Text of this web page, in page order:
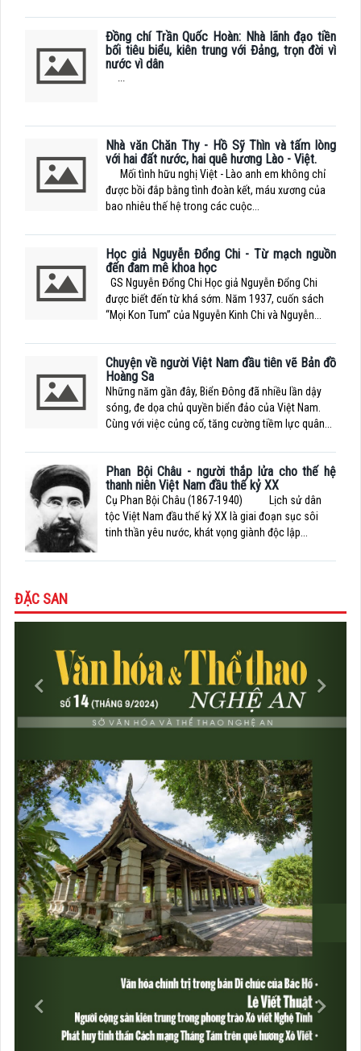
Đồng chí Trần Quốc Hoàn: Nhà lãnh đạo tiền
bối tiêu biểu, kiên trung với Đảng, trọn đời vì
nước vì dân
...
Nhà văn Chăn Thy - Hồ Sỹ Thìn và tấm lòng
với hai đất nước, hai quê hương Lào - Việt.
Mối tình hữu nghị Việt - Lào anh em không chỉ
được bồi đắp bằng tình đoàn kết, máu xương của
bao nhiêu thế hệ trong các cuộc...
Học giả Nguyễn Đổng Chi - Từ mạch nguồn
đến đam mê khoa học
GS Nguyễn Đổng Chi Học giả Nguyễn Đổng Chi
được biết đến từ khá sớm. Năm 1937, cuốn sách
“Mọi Kon Tum” của Nguyễn Kinh Chi và Nguyễn...
Chuyện về người Việt Nam đầu tiên vẽ Bản đồ
Hoàng Sa
Những năm gần đây, Biển Đông đã nhiều lần dậy
sóng, đe dọa chủ quyền biển đảo của Việt Nam.
Cùng với việc củng cố, tăng cường tiềm lực quân...
Phan Bội Châu - người thắp lửa cho thế hệ
thanh niên Việt Nam đầu thế kỷ XX
Cụ Phan Bội Châu (1867-1940) Lịch sử dân
tộc Việt Nam đầu thế kỷ XX là giai đoạn sục sôi
tinh thần yêu nước, khát vọng giành độc lập...
ĐẶC SAN
VIDEOS
Previous